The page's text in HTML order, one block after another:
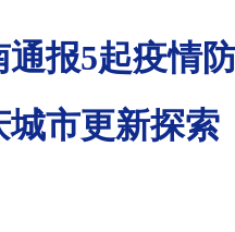
报5起疫情
市更新探索